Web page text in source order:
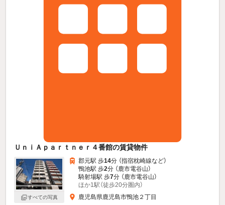
ＵｎｉＡｐａｒｔｎｅｒ４番館の賃貸物件
すべての写真
郡元駅 歩14分 （指宿枕崎線など）
鴨池駅 歩2分 （鹿市電谷山）
騎射場駅 歩7分 （鹿市電谷山）
ほか1駅（徒歩20分圏内）
鹿児島県鹿児島市鴨池２丁目